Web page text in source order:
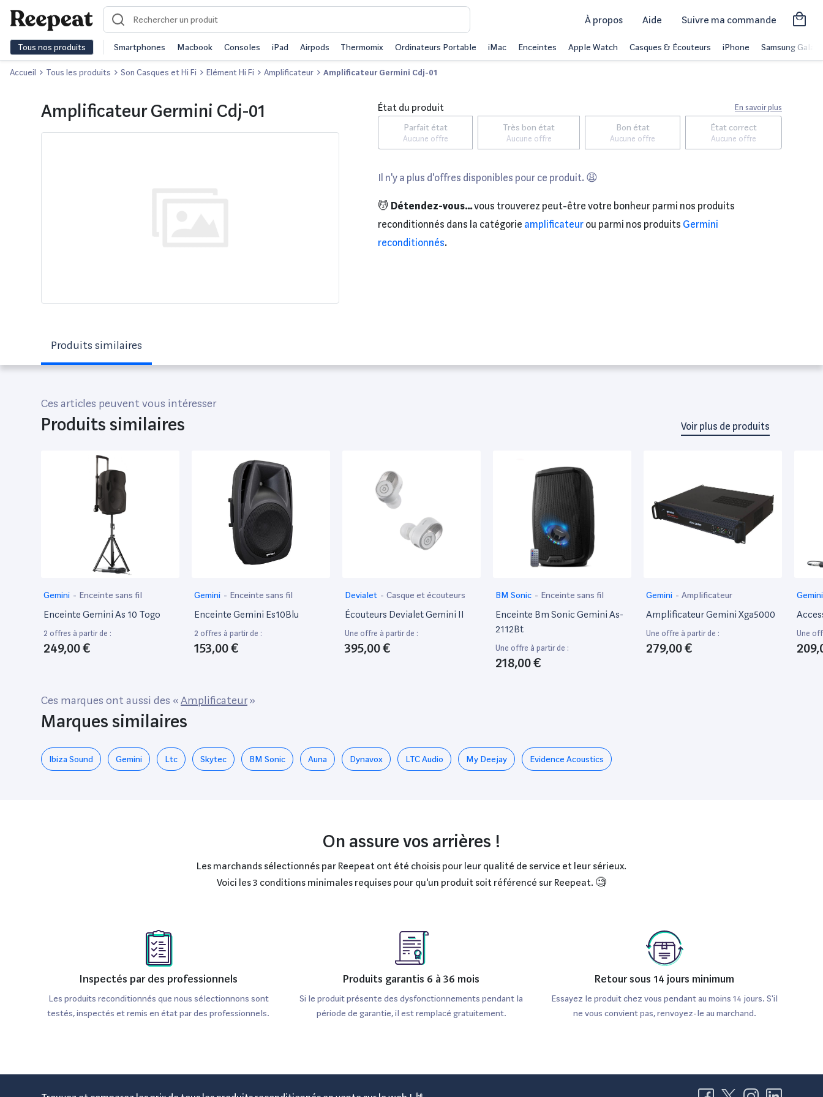
À propos Aide Suivre ma commande
Tous nos produits Smartphones Macbook Consoles iPad Airpods Thermomix Ordinateurs Portable iMac Enceintes Apple Watch Casques & Écouteurs iPhone Samsung Galaxy
Accueil Tous les produits Son Casques et Hi Fi Elément Hi Fi Amplificateur Amplificateur Germini Cdj-01
Amplificateur Germini Cdj-01 État du produit En savoir plus
Parfait état
Aucune offre
Très bon état
Aucune offre
Bon état
Aucune offre
État correct
Aucune offre
Il n'y a plus d'offres disponibles pour ce produit. 😩
💆 Détendez-vous...vous trouverez peut-être votre bonheur parmi nos produits
reconditionnés dans la catégorie amplificateurou parmi nos produits Germini
reconditionnés.
Produits similaires
Ces articles peuvent vous intéresser
Produits similaires Voir plus de produits
Gemini - Enceinte sans fil
Enceinte Gemini As 10 Togo
2 offres à partir de :
249,00 €
Gemini - Enceinte sans fil
Enceinte Gemini Es10Blu
2 offres à partir de :
153,00 €
Devialet - Casque et écouteurs
Écouteurs Devialet Gemini II
Une offre à partir de :
395,00 €
BM Sonic - Enceinte sans fil
Enceinte Bm Sonic Gemini As-
2112Bt
Une offre à partir de :
218,00 €
Gemini - Amplificateur
Amplificateur Gemini Xga5000
Une offre à partir de :
279,00 €
Une
Ces marques ont aussi des «Amplificateur»
Marques similaires
Ibiza Sound Gemini Ltc Skytec BM Sonic Auna Dynavox LTC Audio My Deejay Evidence Acoustics
On assure vos arrières !
Les marchands sélectionnés par Reepeat ont été choisis pour leur qualité de service et leur sérieux.
Voici les 3 conditions minimales requises pour qu'un produit soit référencé sur Reepeat. 🧐
Inspectés par des professionnels
Les produits reconditionnés que nous sélectionnons sont
testés, inspectés et remis en état par des professionnels.
Produits garantis 6 à 36 mois
Si le produit présente des dysfonctionnements pendant la
période de garantie, il est remplacé gratuitement.
Retour sous 14 jours minimum
Essayez le produit chez vous pendant au moins 14 jours. S'il
ne vous convient pas, renvoyez-le au marchand.